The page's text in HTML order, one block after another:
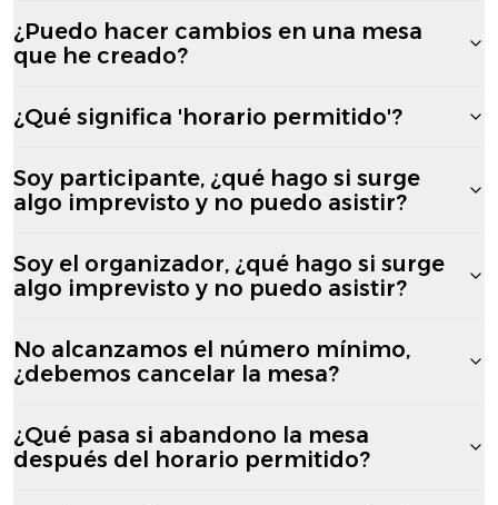
¿Puedo hacer cambios en una mesa
que he creado?
¿Qué significa 'horario permitido'?
Soy participante, ¿qué hago si surge
algo imprevisto y no puedo asistir?
Soy el organizador, ¿qué hago si surge
algo imprevisto y no puedo asistir?
No alcanzamos el número mínimo,
¿debemos cancelar la mesa?
¿Qué pasa si abandono la mesa
después del horario permitido?